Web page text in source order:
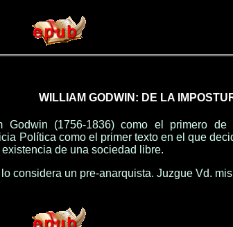
WILLIAM GODWIN: DE LA
Godwin (1756-1836) como el primero
Política como el primer texto en el que
de una sociedad libre.
considera un pre-anarquista. Juzgue Vd.